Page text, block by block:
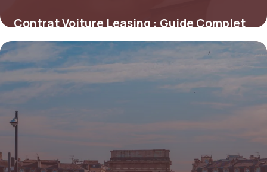
Contrat Voiture Leasing : Guide Complet
3 juin 2026